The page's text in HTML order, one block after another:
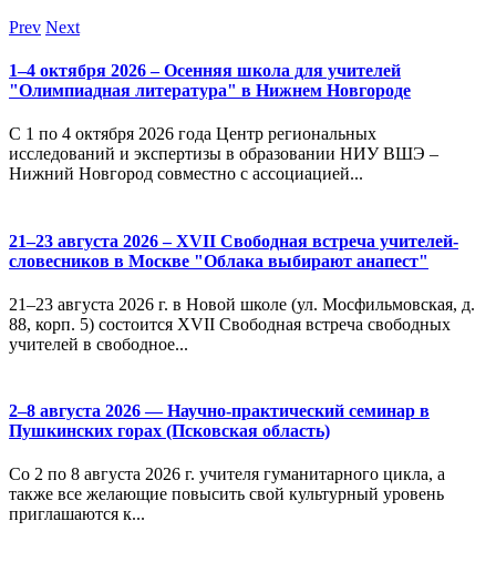
Prev Next
1–4 октября 2026 – Осенняя школа для учителей
"Олимпиадная литература" в Нижнем Новгороде
С 1 по 4 октября 2026 года Центр региональных
исследований и экспертизы в образовании НИУ ВШЭ –
Нижний Новгород совместно с ассоциацией...
21–23 августа 2026 – XVII Свободная встреча учителей-
словесников в Москве "Облака выбирают анапест"
21–23 августа 2026 г. в Новой школе (ул. Мосфильмовская, д.
88, корп. 5) состоится XVII Свободная встреча свободных
учителей в свободное...
2–8 августа 2026 — Научно-практический семинар в
Пушкинских горах (Псковская область)
Со 2 по 8 августа 2026 г. учителя гуманитарного цикла, а
также все желающие повысить свой культурный уровень
приглашаются к...